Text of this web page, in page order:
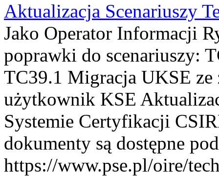
Aktualizacja Scenariuszy
Jako Operator Informacji
poprawki do scenariuszy:
TC39.1 Migracja UKSE
użytkownik KSE
Systemie Certyfikacji
dokumenty są dostępne
https://www.pse.pl/oire/